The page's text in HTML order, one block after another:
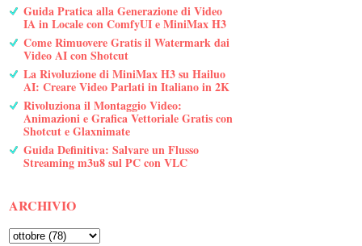
Guida Pratica alla Generazione di Video
IA in Locale con ComfyUI e MiniMax H3
Come Rimuovere Gratis il Watermark dai
Video AI con Shotcut
La Rivoluzione di MiniMax H3 su Hailuo
AI: Creare Video Parlati in Italiano in 2K
Rivoluziona il Montaggio Video:
Animazioni e Grafica Vettoriale Gratis con
Shotcut e Glaxnimate
Guida Definitiva: Salvare un Flusso
Streaming m3u8 sul PC con VLC
ARCHIVIO